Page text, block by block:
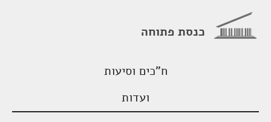
כנסת פתוחה
ח"כים וסיעות
ועדות